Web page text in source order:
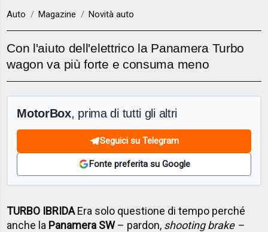
Auto Magazine Novità auto
Con l'aiuto dell'elettrico la Panamera Turbo
wagon va più forte e consuma meno
MotorBox, prima di tutti gli altri
Seguici su Telegram
Fonte preferita su Google
TURBO IBRIDAEra solo questione di tempo perché
anche la Panamera SW– pardon, shooting brake –